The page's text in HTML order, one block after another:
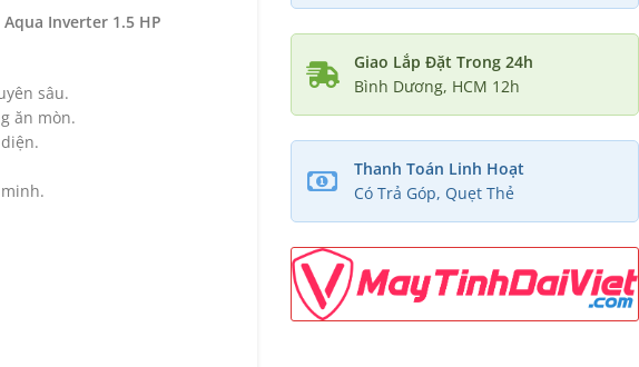
Inverter 1.5 HP
sâu.
ăn mòn.
Giao Lắp Đặt Trong 24h
Bình Dương, HCM 12h
Thanh Toán Linh Hoạt
Có Trả Góp, Quẹt Thẻ